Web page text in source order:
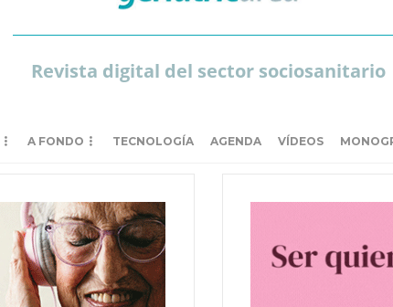
Revista digital del sector sociosanitario
A FONDO TECNOLOGÍA AGENDA VÍDEOS